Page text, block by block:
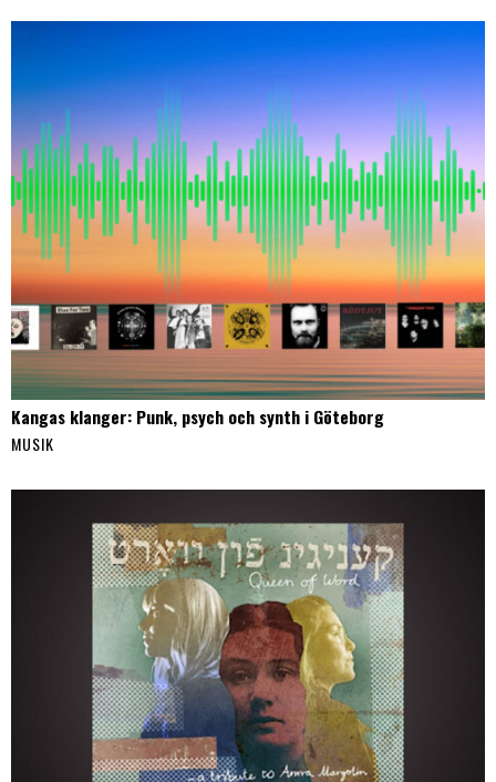
Kangas klanger: Punk, psych och synth i Göteborg
MUSIK